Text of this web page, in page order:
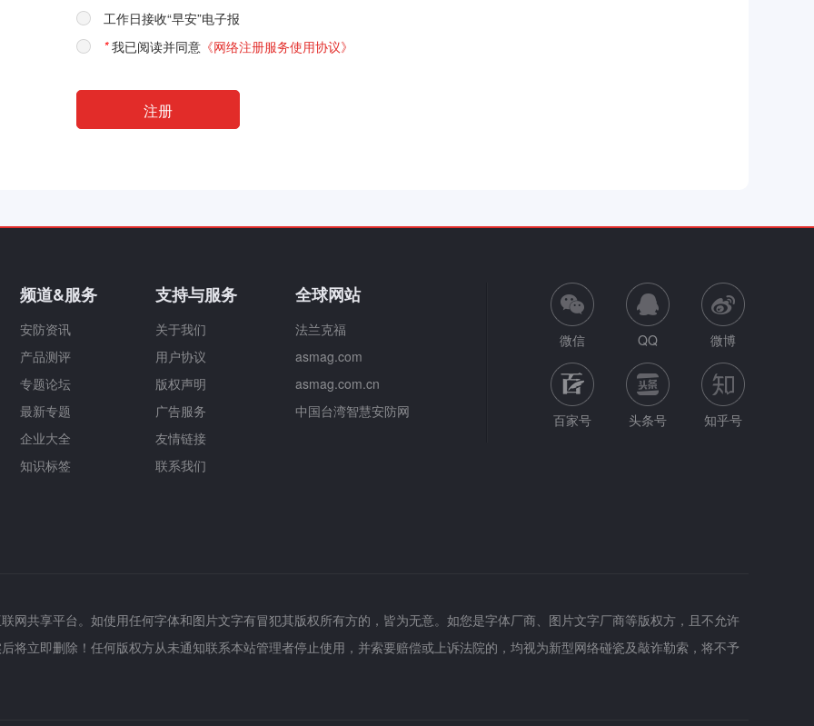
工作日接收“早安”电子报
*我已阅读并同意 《网络注册服务使用协议》
频道&服务
安防资讯
产品测评
专题论坛
最新专题
企业大全
知识标签
支持与服务
关于我们
用户协议
版权声明
广告服务
友情链接
联系我们
全球网站
法兰克福
asmag.com
asmag.com.cn
中国台湾智慧安防网
微信 QQ 微博
百家号 头条号 知乎号
网共享平台。如使用任何字体和图片文字有冒犯其版权所有方的，皆为无意。如您是字体厂商、图片文字厂商等版权方，且不允许
将立即删除！任何版权方从未通知联系本站管理者停止使用，并索要赔偿或上诉法院的，均视为新型网络碰瓷及敲诈勒索，将不予